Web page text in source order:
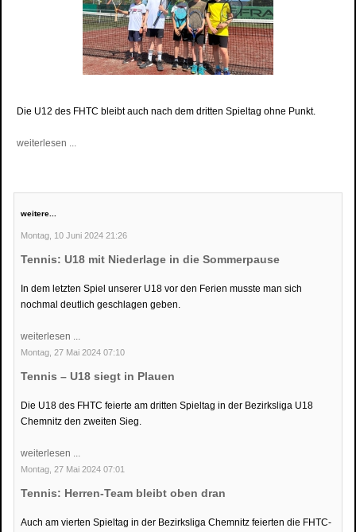
Die U12 des FHTC bleibt auch nach dem dritten Spieltag ohne Punkt.
weiterlesen ...
weitere...
Montag, 10 Juni 2024 21:26
Tennis: U18 mit Niederlage in die Sommerpause
In dem letzten Spiel unserer U18 vor den Ferien musste man sich
nochmal deutlich geschlagen geben.
weiterlesen ...
Montag, 27 Mai 2024 07:10
Tennis – U18 siegt in Plauen
Die U18 des FHTC feierte am dritten Spieltag in der Bezirksliga U18
Chemnitz den zweiten Sieg.
weiterlesen ...
Montag, 27 Mai 2024 07:01
Tennis: Herren-Team bleibt oben dran
Auch am vierten Spieltag in der Bezirksliga Chemnitz feierten die FHTC-